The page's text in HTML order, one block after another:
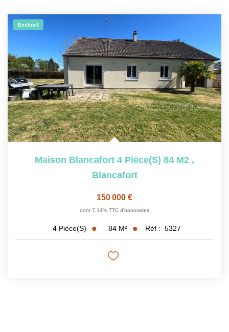
EN
Exclusif
Maison Blancafort 4 Pièce(s) 84 M2 ,
Blancafort
150 000 €
dont 7,14% TTC d'honoraires
4 Pièce(s) 84 M² Réf : 5327